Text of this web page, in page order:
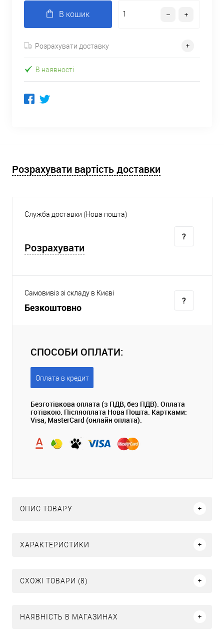
В кошик
Розрахувати доставку
В наявності
Розрахувати вартість доставки
Служба доставки (Нова пошта)
Розрахувати
Самовивіз зі складу в Києві
Безкоштовно
СПОСОБИ ОПЛАТИ:
Оплата в кредит
Безготівкова оплата (з ПДВ, без ПДВ). Оплата
готівкою. Післяоплата Нова Пошта. Картками:
Visa, MasterCard (онлайн оплата).
ОПИС ТОВАРУ
ХАРАКТЕРИСТИКИ
СХОЖІ ТОВАРИ (8)
НАЯВНІСТЬ В МАГАЗИНАХ